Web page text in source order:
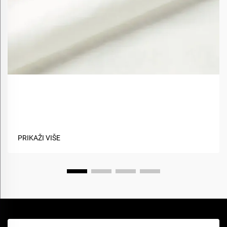
PRIKAŽI VIŠE